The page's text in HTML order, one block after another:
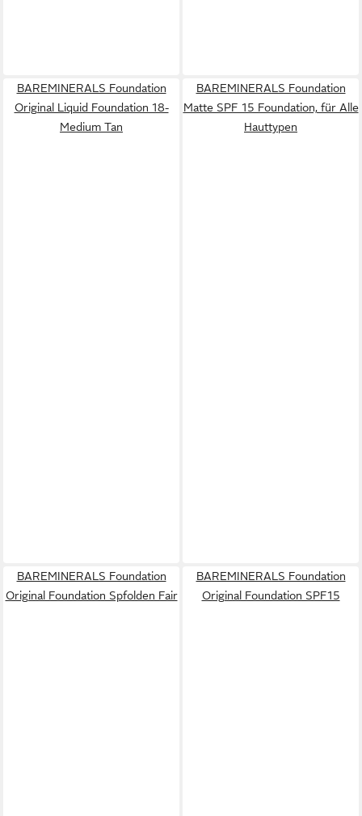
BAREMINERALS Foundation
Original Liquid Foundation 18-
Medium Tan
BAREMINERALS Foundation
Matte SPF 15 Foundation, für Alle
Hauttypen
BAREMINERALS Foundation
Original Foundation Spfolden Fair
BAREMINERALS Foundation
Original Foundation SPF15